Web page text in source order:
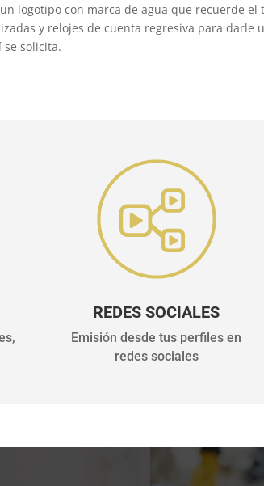
logotipo con marca de agua que recuerde
y relojes de cuenta regresiva para darle
se solicita.
REDES SOCIALES
Emisión desde tus perfiles en
redes sociales